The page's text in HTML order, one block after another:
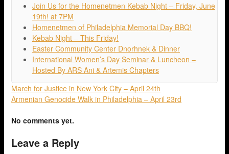
Join Us for the Homenetmen Kebab Night – Friday, June
19th! at 7PM
Homenetmen of Philadelphia Memorial Day BBQ!
Kebab Night – This Friday!
Easter Community Center Dnorhnek & Dinner
International Women’s Day Seminar & Luncheon –
Hosted By ARS Ani & Artemis Chapters
March for Justice in New York City – April 24th
Armenian Genocide Walk in Philadelphia – April 23rd
No comments yet.
Leave a Reply